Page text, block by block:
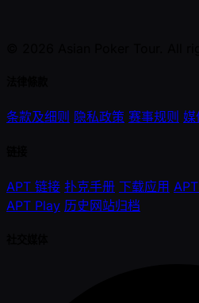
条款及细则 隐私政策 赛事规则 媒
APT 链接 扑克手册 下载应用
APT Play 历史网站归档